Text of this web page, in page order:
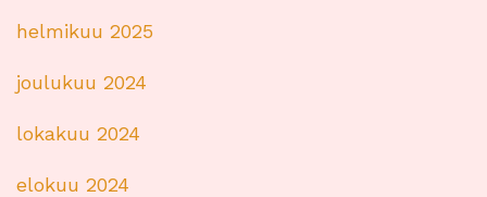
helmikuu 2025
joulukuu 2024
lokakuu 2024
elokuu 2024